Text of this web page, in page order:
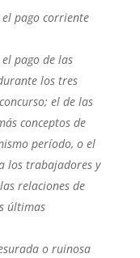
pago corriente
pago de las
los tres
el de las
conceptos de
período, o el
los trabajadores y
relaciones de
últimas
o ruinosa